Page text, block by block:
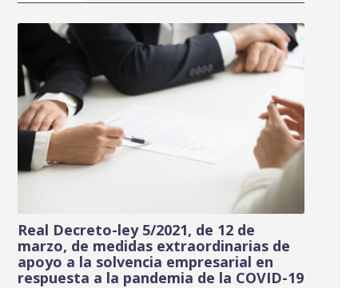
Real Decreto-ley 5/2021, de 12 de
marzo, de medidas extraordinarias de
apoyo a la solvencia empresarial en
respuesta a la pandemia de la COVID-19